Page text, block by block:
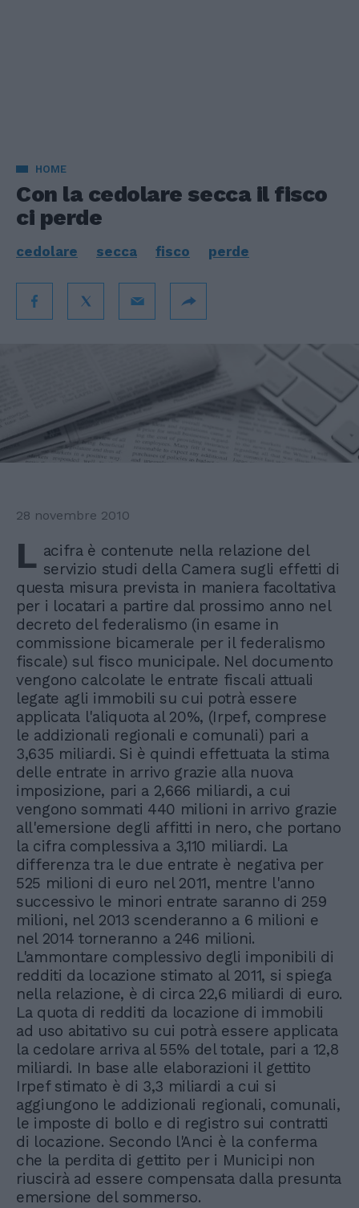
HOME
Con la cedolare secca il fisco
ci perde
cedolare secca fisco perde
28 novembre 2010
L acifra è contenute nella relazione del
servizio studi della Camera sugli effetti di
questa misura prevista in maniera facoltativa
per i locatari a partire dal prossimo anno nel
decreto del federalismo (in esame in
commissione bicamerale per il federalismo
fiscale) sul fisco municipale. Nel documento
vengono calcolate le entrate fiscali attuali
legate agli immobili su cui potrà essere
applicata l'aliquota al 20%, (Irpef, comprese
le addizionali regionali e comunali) pari a
3,635 miliardi. Si è quindi effettuata la stima
delle entrate in arrivo grazie alla nuova
imposizione, pari a 2,666 miliardi, a cui
vengono sommati 440 milioni in arrivo grazie
all'emersione degli affitti in nero, che portano
la cifra complessiva a 3,110 miliardi. La
differenza tra le due entrate è negativa per
525 milioni di euro nel 2011, mentre l'anno
successivo le minori entrate saranno di 259
milioni, nel 2013 scenderanno a 6 milioni e
nel 2014 torneranno a 246 milioni.
L'ammontare complessivo degli imponibili di
redditi da locazione stimato al 2011, si spiega
nella relazione, è di circa 22,6 miliardi di euro.
La quota di redditi da locazione di immobili
ad uso abitativo su cui potrà essere applicata
la cedolare arriva al 55% del totale, pari a 12,8
miliardi. In base alle elaborazioni il gettito
Irpef stimato è di 3,3 miliardi a cui si
aggiungono le addizionali regionali, comunali,
le imposte di bollo e di registro sui contratti
di locazione. Secondo l'Anci è la conferma
che la perdita di gettito per i Municipi non
riuscirà ad essere compensata dalla presunta
emersione del sommerso.